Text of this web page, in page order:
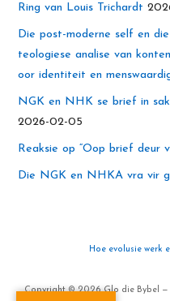
Ring van Louis Trichardt
Die post-moderne self en
teologiese analise van
oor identiteit en
NGK en NHK se brief in
2026-02-05
Reaksie op “Oop brief deur
Die NGK en NHKA vra vir
Hoe evolusie werk
Copyright © 2026 Glo die Bybel —